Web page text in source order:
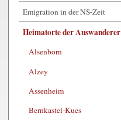
Emigration in der NS-Zeit
Heimatorte der Auswanderer
Alsenborn
Alzey
Assenheim
Bernkastel-Kues